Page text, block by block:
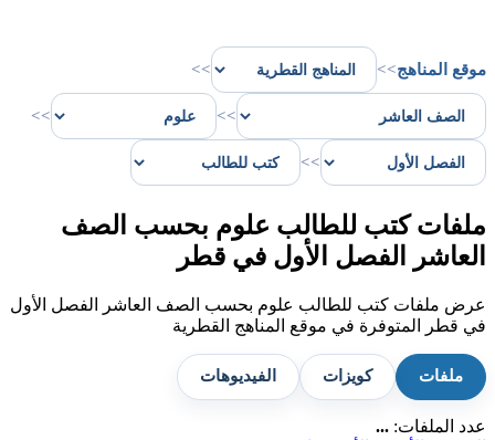
موقع المناهج>>
>>
>>
>>
>>
ملفات كتب للطالب علوم بحسب الصف
العاشر الفصل الأول في قطر
عرض ملفات كتب للطالب علوم بحسب الصف العاشر الفصل الأول
في قطر المتوفرة في موقع المناهج القطرية
ملفات كويزات الفيديوهات
عدد الملفات: ...